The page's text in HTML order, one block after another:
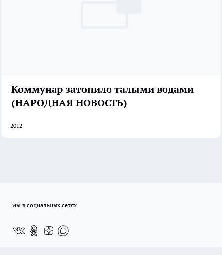
Коммунар затопило талыми водами
(НАРОДНАЯ НОВОСТЬ)
2012
Мы в социальных сетях